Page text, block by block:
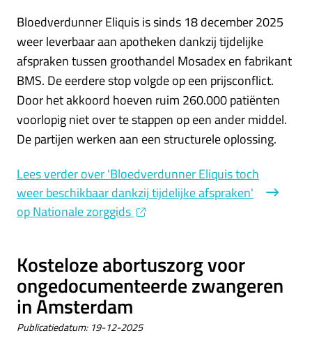
Bloedverdunner Eliquis is sinds 18 december 2025
weer leverbaar aan apotheken dankzij tijdelijke
afspraken tussen groothandel Mosadex en fabrikant
BMS. De eerdere stop volgde op een prijsconflict.
Door het akkoord hoeven ruim 260.000 patiënten
voorlopig niet over te stappen op een ander middel.
De partijen werken aan een structurele oplossing.
Lees verderover 'Bloedverdunner Eliquis toch
weer beschikbaar dankzij tijdelijke afspraken'
op Nationale zorggids
Kosteloze abortuszorg voor
ongedocumenteerde zwangeren
in Amsterdam
Publicatiedatum: 19-12-2025